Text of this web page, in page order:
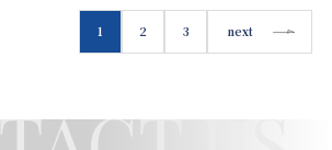
1 2 3 next